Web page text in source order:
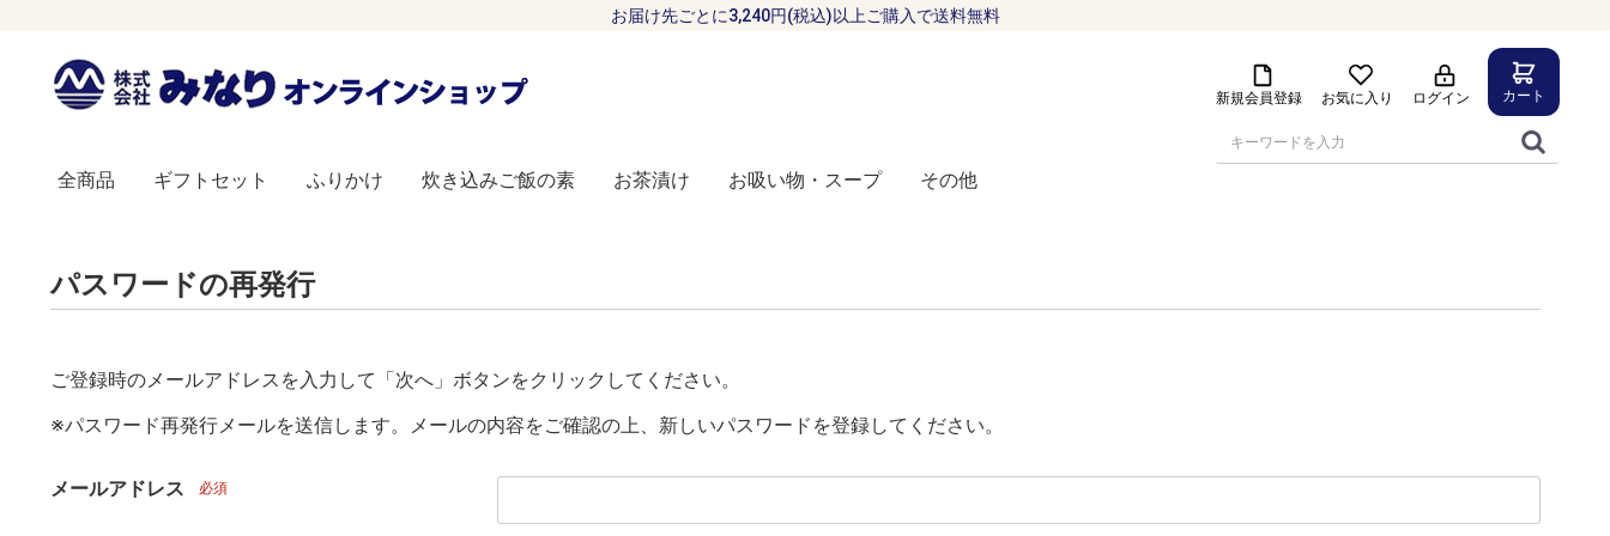
お届け先ごとに3,240円(税込)以上ご購入で送料無料
新規会員登録 お気に入り ログイン カート
全商品 ギフトセット ふりかけ 炊き込みご飯の素 お茶漬け お吸い物・スープ その他
パスワードの再発行
ご登録時のメールアドレスを入力して「次へ」ボタンをクリックしてください。
※パスワード再発行メールを送信します。メールの内容をご確認の上、新しいパスワードを登録してください。
メールアドレス 必須